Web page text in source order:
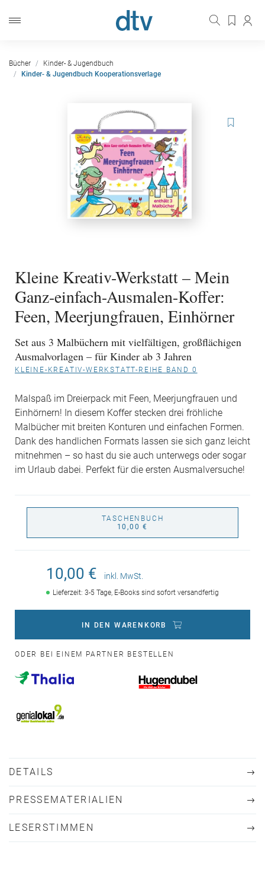
Bücher
Kinder- & Jugendbuch
Kinder- & Jugendbuch Kooperationsverlage
Kleine Kreativ-Werkstatt – Mein
Ganz-einfach-Ausmalen-Koffer:
Feen, Meerjungfrauen, Einhörner
Set aus 3 Malbüchern mit vielfältigen, großflächigen
Ausmalvorlagen – für Kinder ab 3 Jahren
KLEINE-KREATIV-WERKSTATT-REIHE BAND 0
Malspaß im Dreierpack mit Feen, Meerjungfrauen und
Einhörnern! In diesem Koffer stecken drei fröhliche
Malbücher mit breiten Konturen und einfachen Formen.
Dank des handlichen Formats lassen sie sich ganz leicht
mitnehmen – so hast du sie auch unterwegs oder sogar
im Urlaub dabei. Perfekt für die ersten Ausmalversuche!
TASCHENBUCH
10,00 €
10,00 € inkl. MwSt.
Lieferzeit: 3-5 Tage, E-Books sind sofort versandfertig
IN DEN WARENKORB
ODER BEI EINEM PARTNER BESTELLEN
DETAILS
PRESSEMATERIALIEN
LESERSTIMMEN